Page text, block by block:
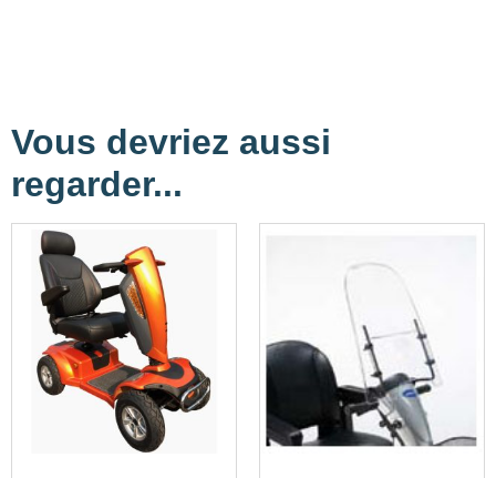
Vous devriez aussi
regarder...